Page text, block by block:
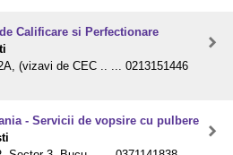
Calificare si Perfectionare
(vizavi de CEC .. ... 0213151446
- Servicii de vopsire cu pulbere